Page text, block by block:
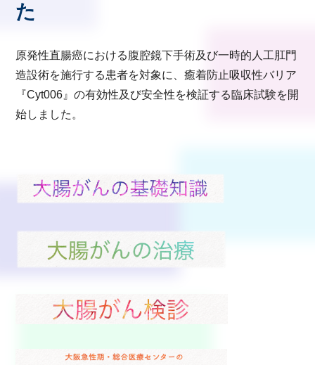
た
原発性直腸癌における腹腔鏡下手術及び一時的人工肛門
造設術を施行する患者を対象に、癒着防止吸収性バリア
『Cyt006』の有効性及び安全性を検証する臨床試験を開
始しました。